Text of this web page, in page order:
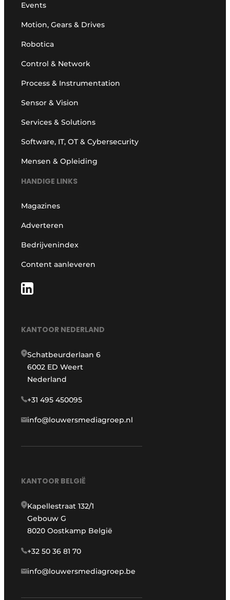
Events
Motion, Gears & Drives
Robotica
Control & Network
Process & Instrumentation
Sensor & Vision
Services & Solutions
Software, IT, OT & Cybersecurity
Mensen & Opleiding
HANDIGE LINKS
Magazines
Adverteren
Bedrijvenindex
Content aanleveren
KANTOOR NEDERLAND
Schatbeurderlaan 6
6002 ED Weert
Nederland
+31 495 450095
info@louwersmediagroep.nl
KANTOOR BELGIË
Kapellestraat 132/1
Gebouw G
8020 Oostkamp België
+32 50 36 81 70
info@louwersmediagroep.be